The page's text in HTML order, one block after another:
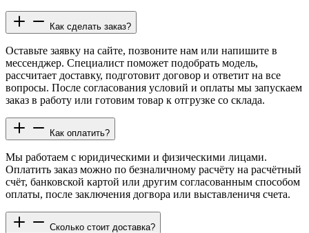
Как сделать заказ?
Оставьте заявку на сайте, позвоните нам или напишите в
мессенджер. Специалист поможет подобрать модель,
рассчитает доставку, подготовит договор и ответит на все
вопросы. После согласования условий и оплаты мы запускаем
заказ в работу или готовим товар к отгрузке со склада.
Как оплатить?
Мы работаем с юридическими и физическими лицами.
Оплатить заказ можно по безналичному расчёту на расчётный
счёт, банковской картой или другим согласованным способом
оплаты, после заключения догвора или выставленичя счета.
Сколько стоит доставка?